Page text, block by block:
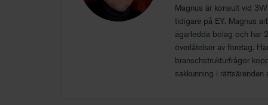
Magnus är konsult vid
tidigare på EY. Magnus
ägarledda bolag och har
överlåtelser av företag.
branschstrukturfrågor
sakkunning i rättsärenden